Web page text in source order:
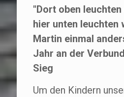
"Dort oben
hier unten leuchten
Martin einmal
Jahr an der
Sieg
Um den Kindern